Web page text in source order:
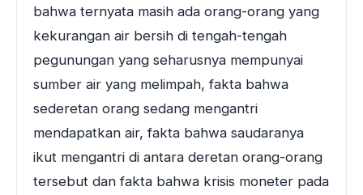
bahwa ternyata masih ada orang-orang yang
kekurangan air bersih di tengah-tengah
pegunungan yang seharusnya mempunyai
sumber air yang melimpah, fakta bahwa
sederetan orang sedang mengantri
mendapatkan air, fakta bahwa saudaranya
ikut mengantri di antara deretan orang-orang
tersebut dan fakta bahwa krisis moneter pada